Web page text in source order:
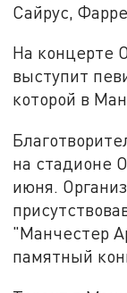
Сайрус,
На концерте
выступит
которой в
на стадионе
июня.
"Манчестер
памятный